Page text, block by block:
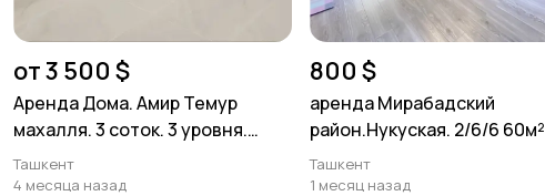
от 3 500 $
Аренда Дома. Амир Темур
махалля. 3 соток. 3 уровня.
300м²
Ташкент
4 месяца назад
800 $
аренда Мирабадский
район.Нукуская. 2/6/6 60м²
Ташкент
1 месяц назад